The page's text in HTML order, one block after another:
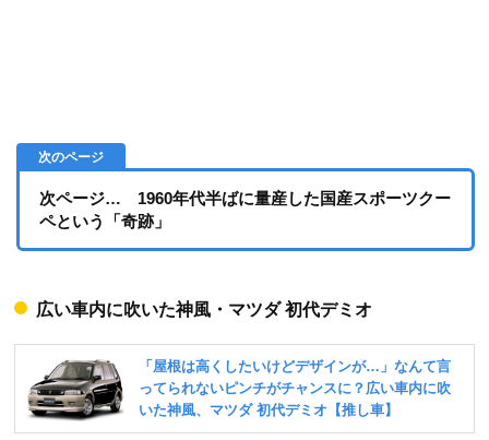
次ページ… 1960年代半ばに量産した国産スポーツクー
ペという「奇跡」
広い車内に吹いた神風・マツダ 初代デミオ